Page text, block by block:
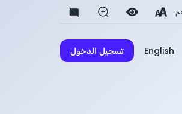
English تسجيل الدخول